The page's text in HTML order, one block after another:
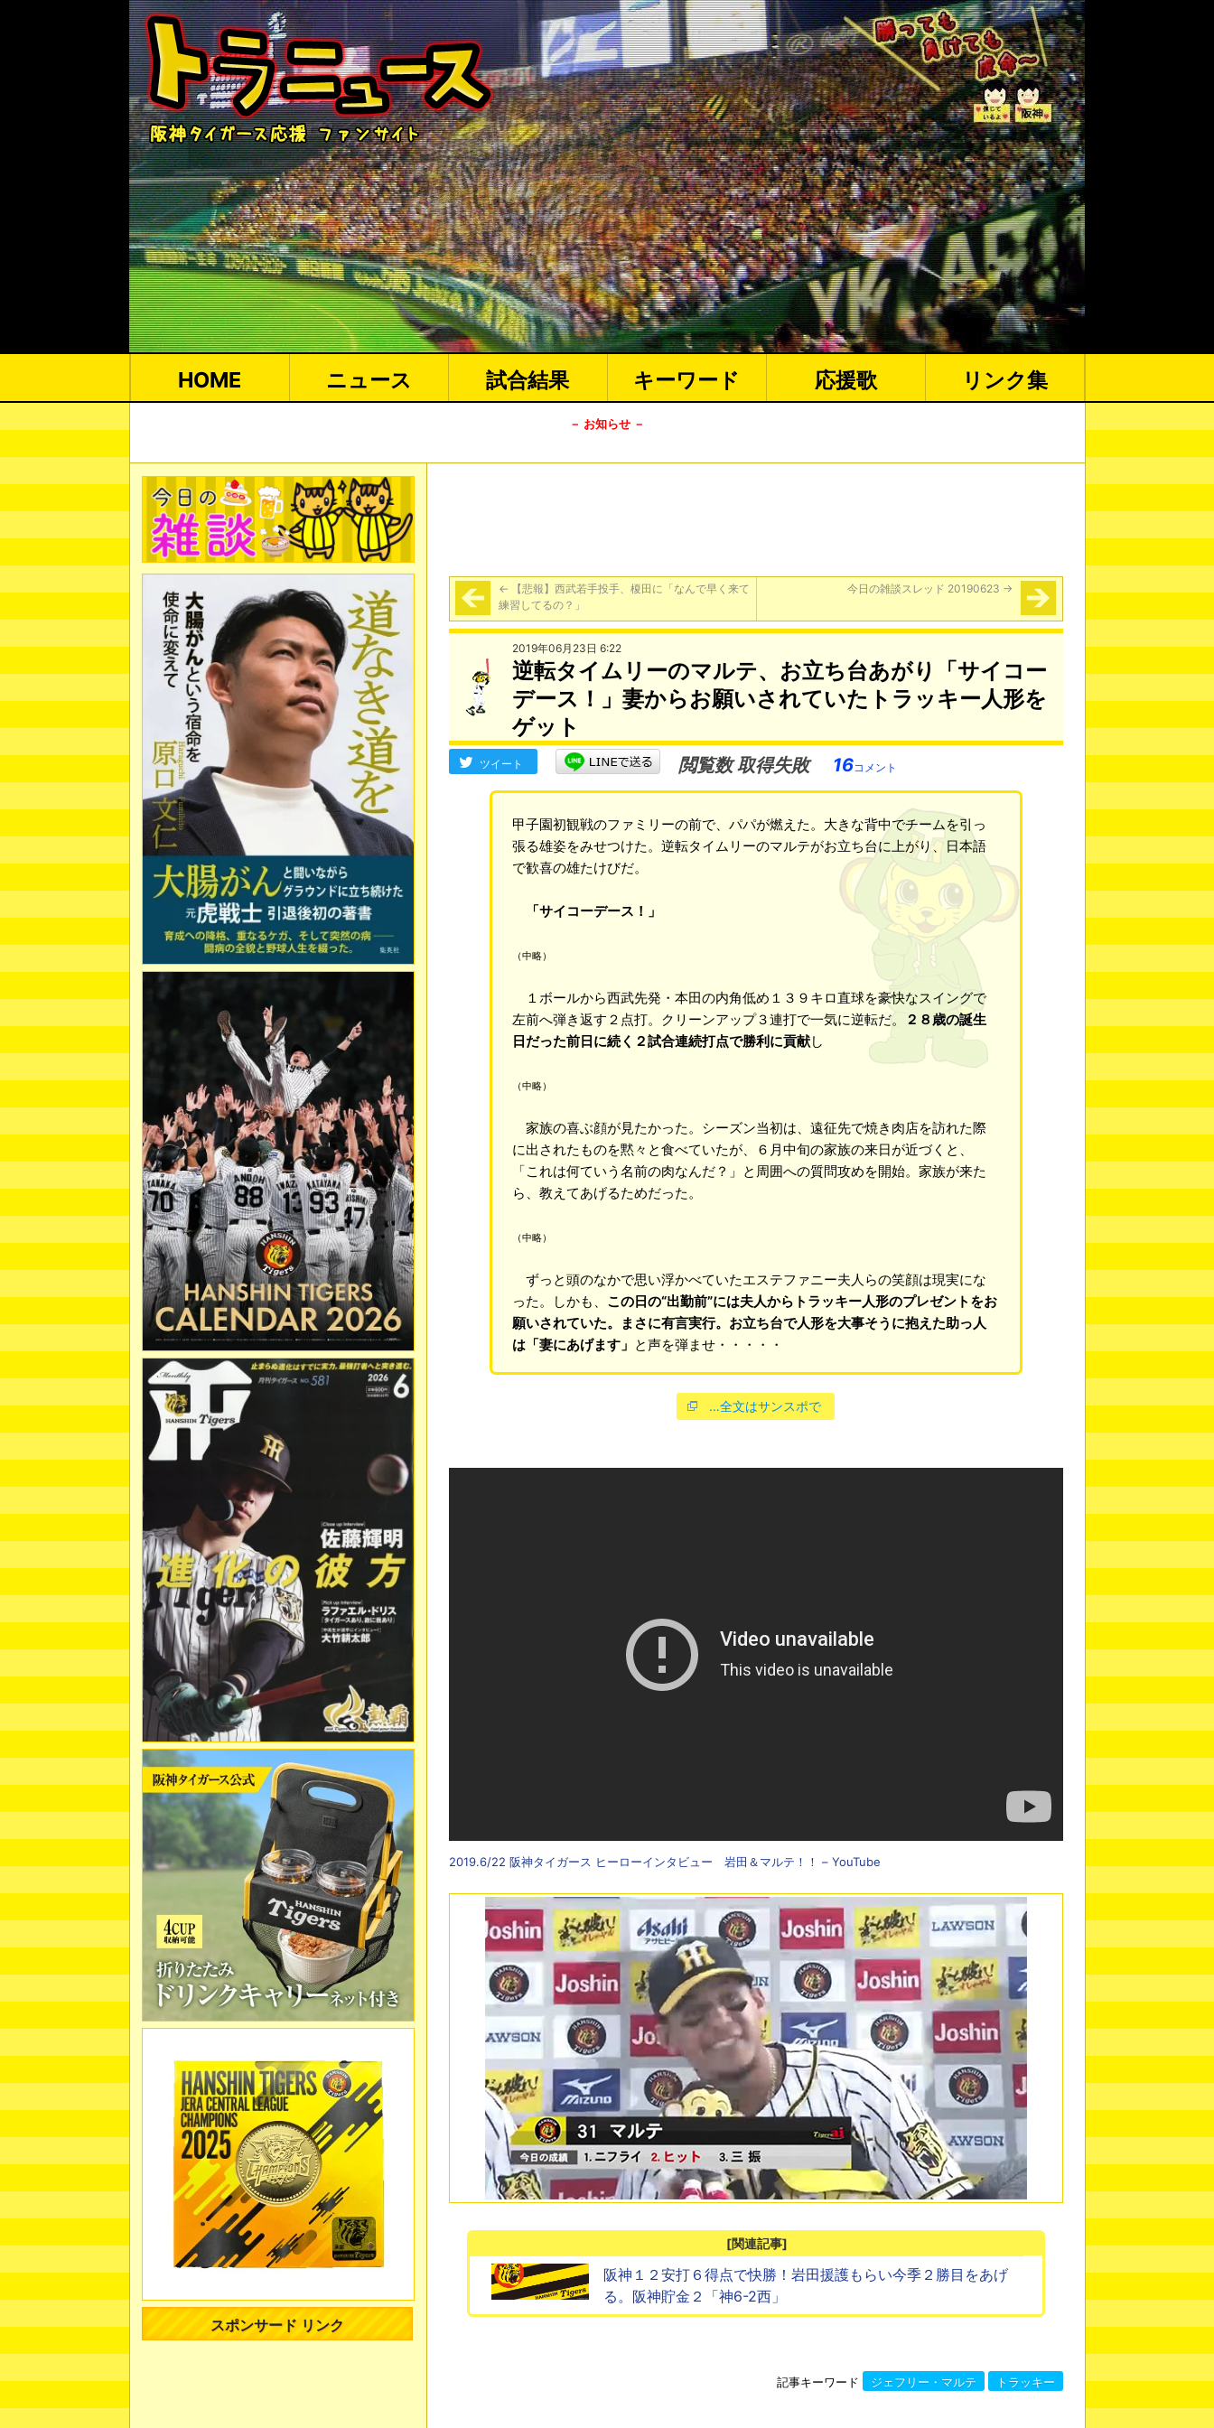
HOME ニュース 試合結果 キーワード 応援歌 リンク集
－ お知らせ －
← 【悲報】西武若手投手、榎田に「なんで早く来て
練習してるの？」
今日の雑談スレッド 20190623 →
2019年06月23日 6:22
逆転タイムリーのマルテ、お立ち台あがり「サイコー
デース！」妻からお願いされていたトラッキー人形を
ゲット
ツイート 閲覧数 取得失敗 16コメント
甲子園初観戦のファミリーの前で、パパが燃えた。大きな背中でチームを引っ
張る雄姿をみせつけた。逆転タイムリーのマルテがお立ち台に上がり、日本語
で歓喜の雄たけびだ。
「サイコーデース！」
（中略）
１ボールから西武先発・本田の内角低め１３９キロ直球を豪快なスイングで
左前へ弾き返す２点打。クリーンアップ３連打で一気に逆転だ。
２８歳の誕生
日だった前日に続く２試合連続打点で勝利に貢献し
（中略）
家族の喜ぶ顔が見たかった。シーズン当初は、遠征先で焼き肉店を訪れた際
に出されたものを黙々と食べていたが、６月中旬の家族の来日が近づくと、
「これは何ていう名前の肉なんだ？」と周囲への質問攻めを開始。家族が来た
ら、教えてあげるためだった。
（中略）
ずっと頭のなかで思い浮かべていたエステファニー夫人らの笑顔は現実にな
った。しかも、 この日の“出勤前”には夫人からトラッキー人形のプレゼントをお
願いされていた。まさに有言実行。お立ち台で人形を大事そうに抱えた助っ人
は「妻にあげます」 と声を弾ませ・・・・・
…全文はサンスポで
2019.6/22 阪神タイガース ヒーローインタビュー 岩田＆マルテ！！ – YouTube
[関連記事]
阪神１２安打６得点で快勝！岩田援護もらい今季２勝目をあげ
る。阪神貯金２「神6-2西」
記事キーワード ジェフリー・マルテ トラッキー
スポンサード リンク